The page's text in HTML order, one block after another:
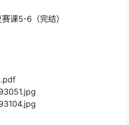
课5-6（完结）
.pdf